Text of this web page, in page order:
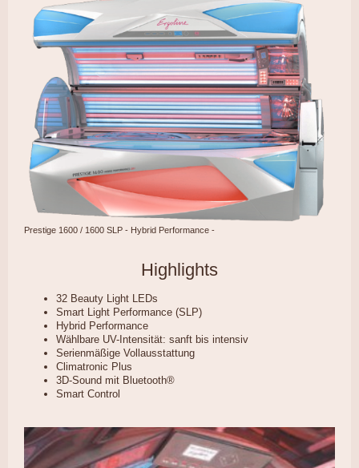
Prestige 1600 / 1600 SLP - Hybrid Performance -
Highlights
32 Beauty Light LEDs
Smart Light Performance (SLP)
Hybrid Performance
Wählbare UV-Intensität: sanft bis intensiv
Serienmäßige Vollausstattung
Climatronic Plus
3D-Sound mit Bluetooth®
Smart Control